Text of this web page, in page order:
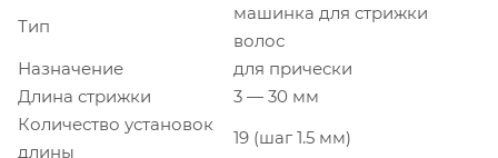
Тип
машинка для стрижки
волос
Назначение
для прически
Длина стрижки
3 — 30 мм
Количество установок
длины
19 (шаг 1.5 мм)